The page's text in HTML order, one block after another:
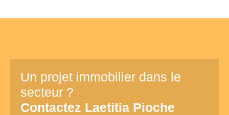
Un projet immobilier dans le
secteur ?
Contactez Laetitia Pioche